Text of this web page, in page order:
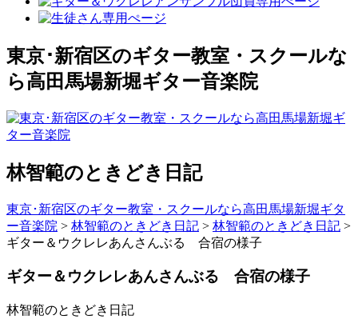
東京･新宿区のギター教室・スクールな
ら高田馬場新堀ギター音楽院
林智範のときどき日記
東京･新宿区のギター教室・スクールなら高田馬場新堀ギタ
ー音楽院 > 林智範のときどき日記 > 林智範のときどき日記 >
ギター＆ウクレレあんさんぶる 合宿の様子
ギター＆ウクレレあんさんぶる 合宿の様子
林智範のときどき日記